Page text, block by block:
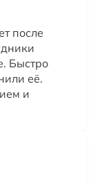
после
Быстро
её.
и